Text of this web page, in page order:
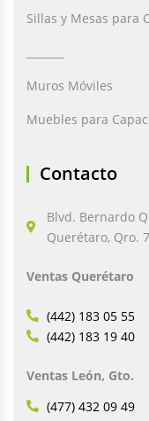
Sillas y Mesas para
Muros Móviles
Muebles para
Contacto
Blvd. Bernardo
Querétaro, Qro.
Ventas Querétaro
(442) 183 05 55
(442) 183 19 40
Ventas León, Gto.
(477) 432 09 49